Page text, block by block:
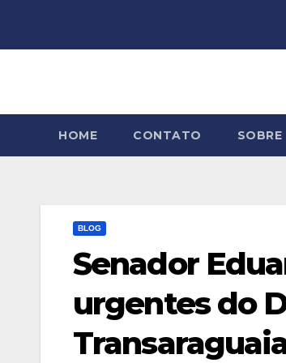
HOME CONTATO SOBRE
BLOG
Senador
urgentes do